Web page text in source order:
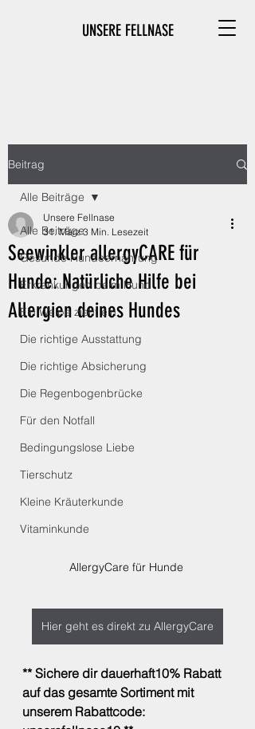
UNSERE FELLNASE
Beitrag
Alle Beiträge
Gesunde Hundeernährung
Erkrankungen beim Hund
Ein Welpe zieht ein
Die richtige Ausstattung
Die richtige Absicherung
Die Regenbogenbrücke
Für den Notfall
Bedingungslose Liebe
Tierschutz
Kleine Kräuterkunde
Vitaminkunde
Alle Beiträge
Seewinkler allergyCARE für
Hunde: Natürliche Hilfe bei
Allergien deines Hundes
Unsere Fellnase
31. März 3 Min. Lesezeit
AllergyCare für Hunde
Hier geht es direkt zu AllergyCare
** Sichere dir dauerhaft10% Rabatt
auf das gesamte Sortiment mit
unserem Rabattcode: